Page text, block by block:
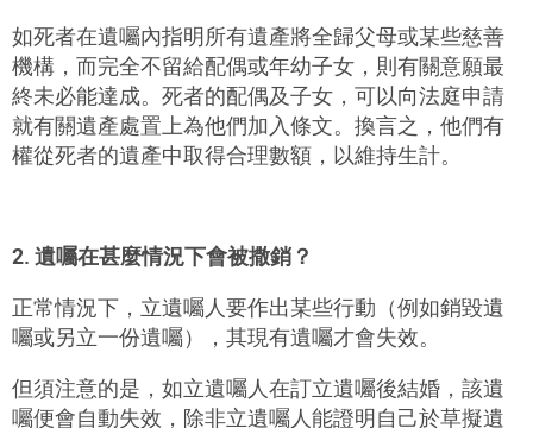
如死者在遺囑內指明所有遺產將全歸父母或某些慈善
機構，而完全不留給配偶或年幼子女，則有關意願最
終未必能達成。死者的配偶及子女，可以向法庭申請
就有關遺產處置上為他們加入條文。換言之，他們有
權從死者的遺產中取得合理數額，以維持生計。
2. 遺囑在甚麼情況下會被撒銷？
正常情況下，立遺囑人要作出某些行動（例如銷毀遺
囑或另立一份遺囑），其現有遺囑才會失效。
但須注意的是，如立遺囑人在訂立遺囑後結婚，該遺
囑便會自動失效，除非立遺囑人能證明自己於草擬遺